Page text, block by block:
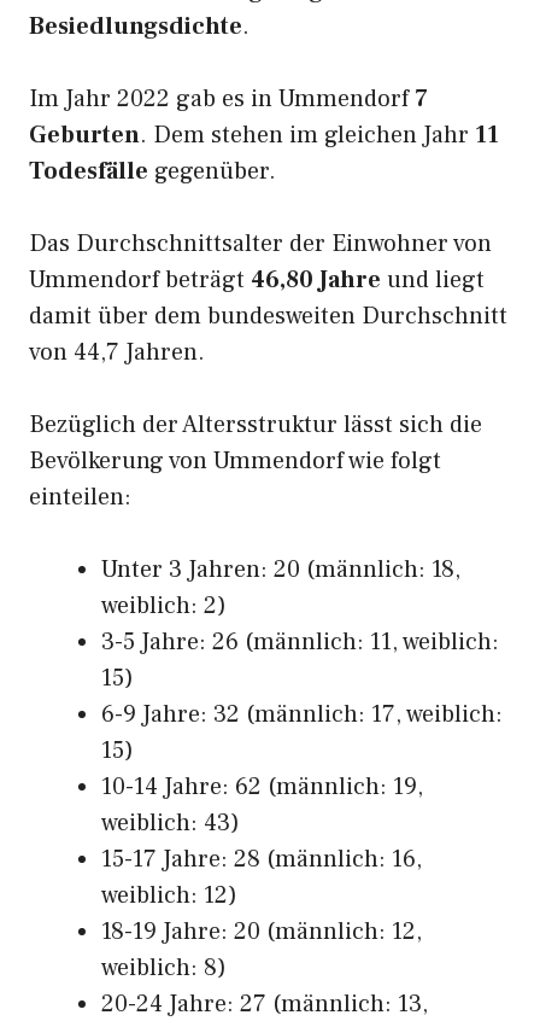
Besiedlungsdichte.
Im Jahr 2022 gab es in Ummendorf7
Geburten. Dem stehen im gleichen Jahr 11
Todesfälle gegenüber.
Das Durchschnittsalter der Einwohner von
Ummendorf beträgt 46,80 Jahre und liegt
damit über dem bundesweiten Durchschnitt
von 44,7 Jahren.
Bezüglich der Altersstruktur lässt sich die
Bevölkerung von Ummendorf wie folgt
einteilen:
Unter 3 Jahren: 20 (männlich: 18,
weiblich: 2)
3-5 Jahre: 26 (männlich: 11, weiblich:
15)
6-9 Jahre: 32 (männlich: 17, weiblich:
15)
10-14 Jahre: 62 (männlich: 19,
weiblich: 43)
15-17 Jahre: 28 (männlich: 16,
weiblich: 12)
18-19 Jahre: 20 (männlich: 12,
weiblich: 8)
20-24 Jahre: 27 (männlich: 13,